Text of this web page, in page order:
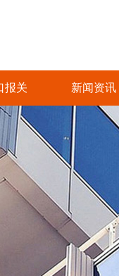
报关 新闻资讯